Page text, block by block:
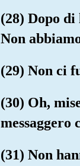
(28) Dopo di
Non
(29) Non ci
(30) Oh,
messaggero
(31) Non